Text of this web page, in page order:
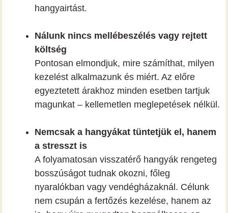
hangyairtást.
Nálunk nincs mellébeszélés vagy rejtett
költség
Pontosan elmondjuk, mire számíthat, milyen
kezelést alkalmazunk és miért. Az előre
egyeztetett árakhoz minden esetben tartjuk
magunkat – kellemetlen meglepetések nélkül.
Nemcsak a hangyákat tüntetjük el, hanem
a stresszt is
A folyamatosan visszatérő hangyák rengeteg
bosszúságot tudnak okozni, főleg
nyaralókban vagy vendégházaknál. Célunk
nem csupán a fertőzés kezelése, hanem az